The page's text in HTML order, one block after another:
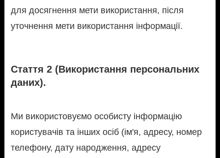
для досягнення мети використання, після
уточнення мети використання інформації.
Стаття 2 (Використання персональних
даних).
Ми використовуємо особисту інформацію
користувачів та інших осіб (ім'я, адресу, номер
телефону, дату народження, адресу